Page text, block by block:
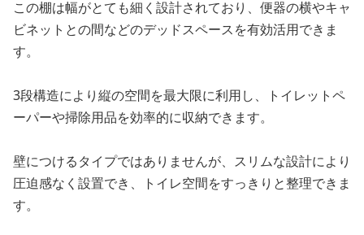
この棚は幅がとても細く設計されており、便器の横やキャ
ビネットとの間などのデッドスペースを有効活用できま
す。
3段構造により縦の空間を最大限に利用し、トイレットペ
ーパーや掃除用品を効率的に収納できます。
壁につけるタイプではありませんが、スリムな設計により
圧迫感なく設置でき、トイレ空間をすっきりと整理できま
す。